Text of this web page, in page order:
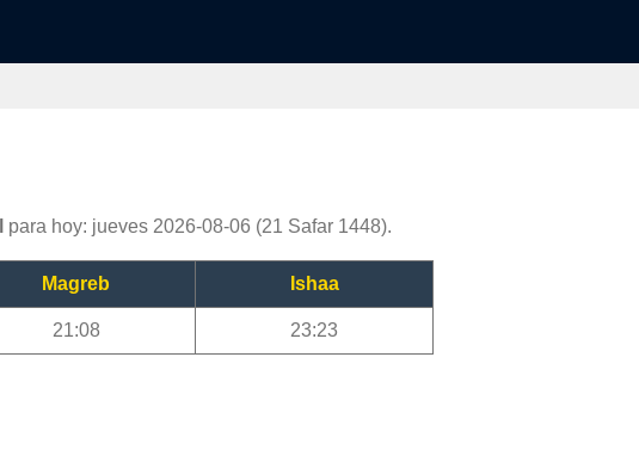
para hoy: jueves 2026-08-06 (21 Safar 1448).
Magreb Ishaa
21:08 23:23